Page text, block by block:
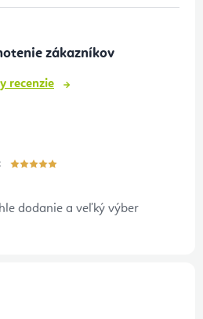
zákazníkov
recenzie
dodanie a veľký výber